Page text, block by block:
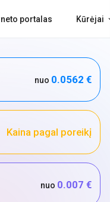
portalas Kūrėjai
nuo 0.0562 €
Kaina pagal poreikį
nuo 0.007 €